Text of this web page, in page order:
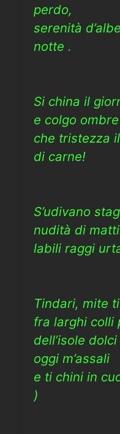
perdo,
serenità
notte .
Si china il
e colgo
che tristezza
di carne!
S’udivano
nudità di
labili raggi
Tindari, mite
fra larghi colli
dell’isole
oggi m’assali
e ti chini in
)